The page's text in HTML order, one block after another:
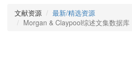
文献资源
最新/精选资源
Morgan & Claypool综述文集数据库